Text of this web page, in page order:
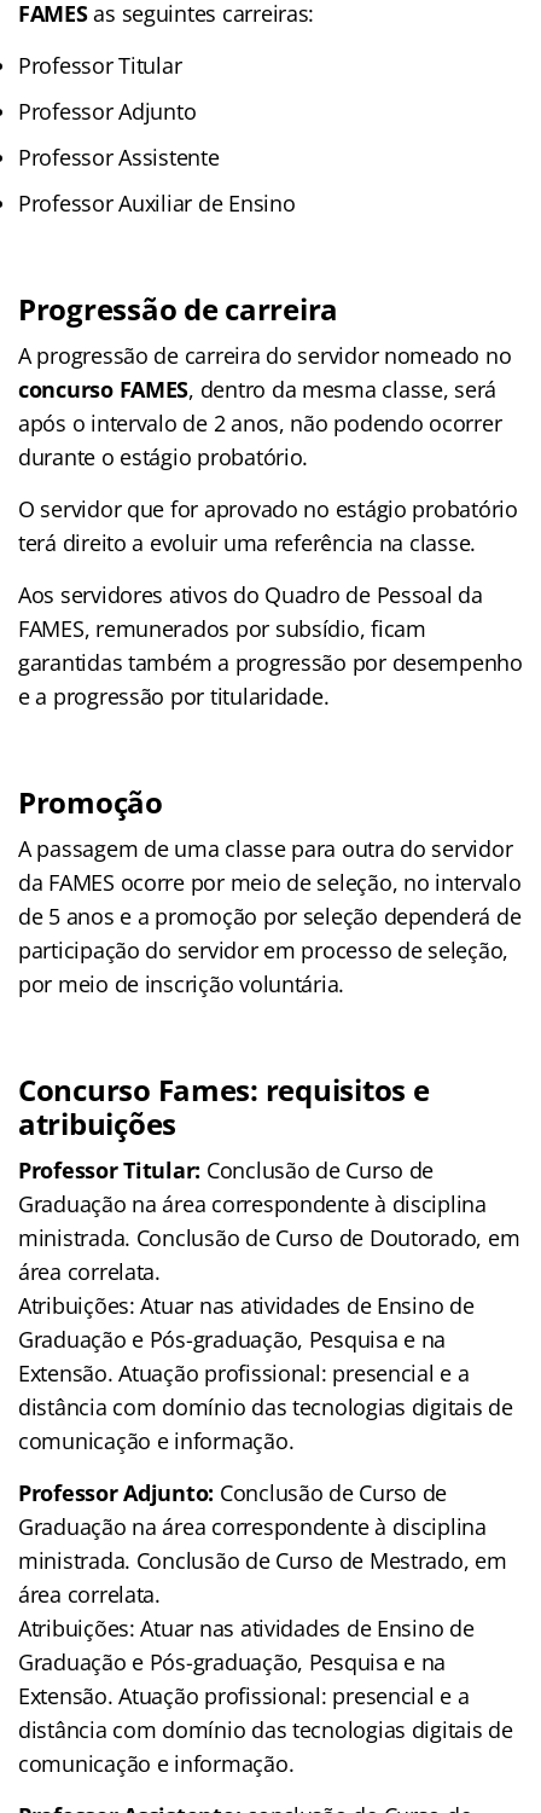
FAMESas seguintes carreiras:
Professor Titular
Professor Adjunto
Professor Assistente
Professor Auxiliar de Ensino
Progressão de carreira
A progressão de carreira do servidor nomeado no
concurso FAMES, dentro da mesma classe, será
após o intervalo de 2 anos, não podendo ocorrer
durante o estágio probatório.
O servidor que for aprovado no estágio probatório
terá direito a evoluir uma referência na classe.
Aos servidores ativos do Quadro de Pessoal da
FAMES, remunerados por subsídio, ficam
garantidas também a progressão por desempenho
e a progressão por titularidade.
Promoção
A passagem de uma classe para outra do servidor
da FAMES ocorre por meio de seleção, no intervalo
de 5 anos e a promoção por seleção dependerá de
participação do servidor em processo de seleção,
por meio de inscrição voluntária.
Concurso Fames: requisitos e
atribuições
Professor Titular: Conclusão de Curso de
Graduação na área correspondente à disciplina
ministrada. Conclusão de Curso de Doutorado, em
área correlata.
Atribuições: Atuar nas atividades de Ensino de
Graduação e Pós-graduação, Pesquisa e na
Extensão. Atuação profissional: presencial e a
distância com domínio das tecnologias digitais de
comunicação e informação.
Professor Adjunto: Conclusão de Curso de
Graduação na área correspondente à disciplina
ministrada. Conclusão de Curso de Mestrado, em
área correlata.
Atribuições: Atuar nas atividades de Ensino de
Graduação e Pós-graduação, Pesquisa e na
Extensão. Atuação profissional: presencial e a
distância com domínio das tecnologias digitais de
comunicação e informação.